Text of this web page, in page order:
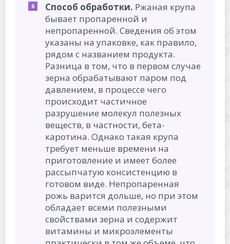
Способ обработки. Ржаная крупа
бывает пропаренной и
непропаренной. Сведения об этом
указаны на упаковке, как правило,
рядом с названием продукта.
Разница в том, что в первом случае
зерна обрабатывают паром под
давлением, в процессе чего
происходит частичное
разрушение молекул полезных
веществ, в частности, бета-
каротина. Однако такая крупа
требует меньше времени на
приготовление и имеет более
рассыпчатую консистенцию в
готовом виде. Непропаренная
рожь варится дольше, но при этом
обладает всеми полезными
свойствами зерна и содержит
витамины и микроэлементы